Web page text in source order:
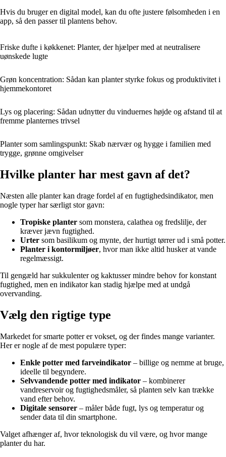
Hvis du bruger en digital model, kan du ofte justere følsomheden i en
app, så den passer til plantens behov.
Friske dufte i køkkenet: Planter, der hjælper med at neutralisere
uønskede lugte
Grøn koncentration: Sådan kan planter styrke fokus og produktivitet i
hjemmekontoret
Lys og placering: Sådan udnytter du vinduernes højde og afstand til at
fremme planternes trivsel
Planter som samlingspunkt: Skab nærvær og hygge i familien med
trygge, grønne omgivelser
Hvilke planter har mest gavn af det?
Næsten alle planter kan drage fordel af en fugtighedsindikator, men
nogle typer har særligt stor gavn:
Tropiske planter som monstera, calathea og fredslilje, der
kræver jævn fugtighed.
Urter som basilikum og mynte, der hurtigt tørrer ud i små potter.
Planter i kontormiljøer, hvor man ikke altid husker at vande
regelmæssigt.
Til gengæld har sukkulenter og kaktusser mindre behov for konstant
fugtighed, men en indikator kan stadig hjælpe med at undgå
overvanding.
Vælg den rigtige type
Markedet for smarte potter er vokset, og der findes mange varianter.
Her er nogle af de mest populære typer:
Enkle potter med farveindikator – billige og nemme at bruge,
ideelle til begyndere.
Selvvandende potter med indikator – kombinerer
vandreservoir og fugtighedsmåler, så planten selv kan trække
vand efter behov.
Digitale sensorer – måler både fugt, lys og temperatur og
sender data til din smartphone.
Valget afhænger af, hvor teknologisk du vil være, og hvor mange
planter du har.